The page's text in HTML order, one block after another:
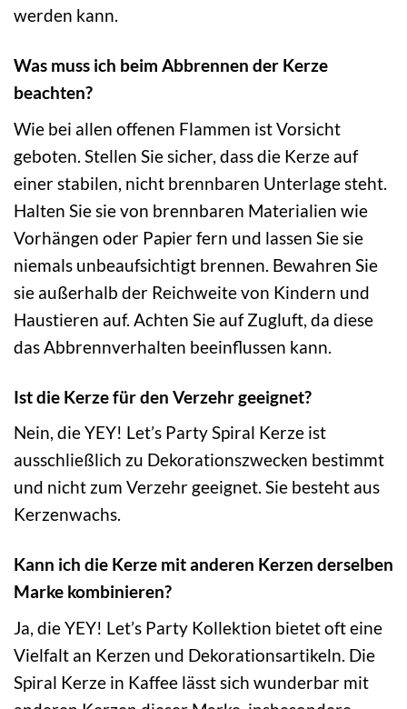
werden kann.
Was muss ich beim Abbrennen der Kerze
beachten?
Wie bei allen offenen Flammen ist Vorsicht
geboten. Stellen Sie sicher, dass die Kerze auf
einer stabilen, nicht brennbaren Unterlage steht.
Halten Sie sie von brennbaren Materialien wie
Vorhängen oder Papier fern und lassen Sie sie
niemals unbeaufsichtigt brennen. Bewahren Sie
sie außerhalb der Reichweite von Kindern und
Haustieren auf. Achten Sie auf Zugluft, da diese
das Abbrennverhalten beeinflussen kann.
Ist die Kerze für den Verzehr geeignet?
Nein, die YEY! Let’s Party Spiral Kerze ist
ausschließlich zu Dekorationszwecken bestimmt
und nicht zum Verzehr geeignet. Sie besteht aus
Kerzenwachs.
Kann ich die Kerze mit anderen Kerzen derselben
Marke kombinieren?
Ja, die YEY! Let’s Party Kollektion bietet oft eine
Vielfalt an Kerzen und Dekorationsartikeln. Die
Spiral Kerze in Kaffee lässt sich wunderbar mit